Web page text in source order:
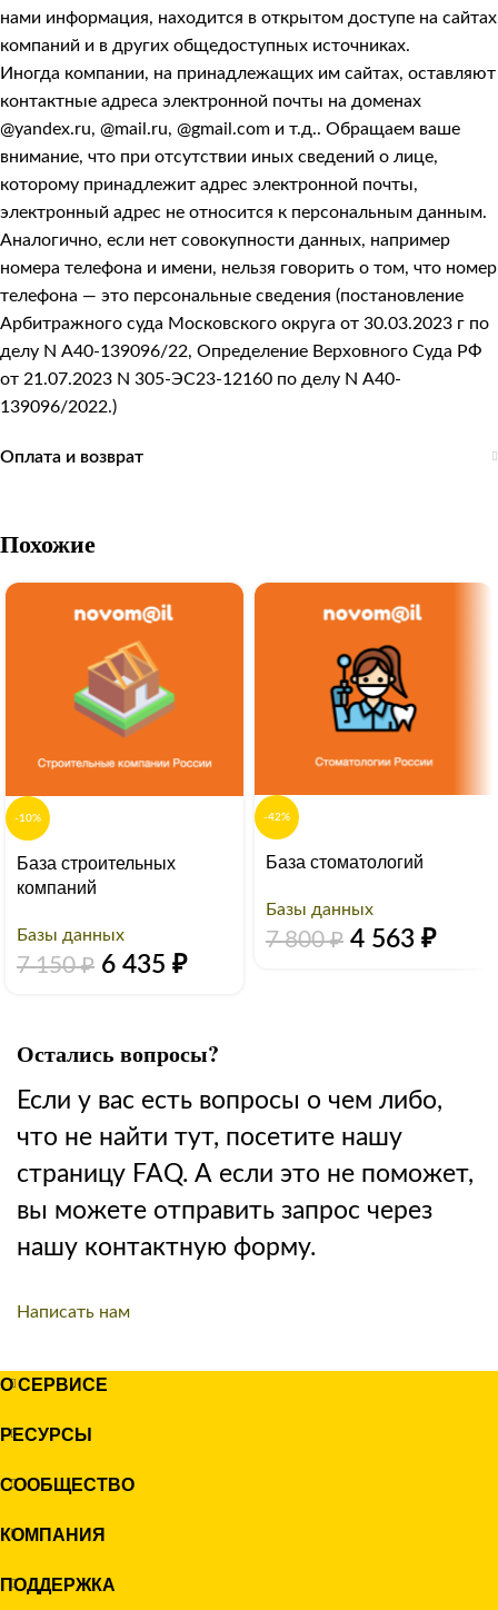
нами информация, находится в открытом доступе на сайтах
компаний и в других общедоступных источниках.
Иногда компании, на принадлежащих им сайтах, оставляют
контактные адреса электронной почты на доменах
@yandex.ru, @mail.ru, @gmail.com и т.д.. Обращаем ваше
внимание, что при отсутствии иных сведений о лице,
которому принадлежит адрес электронной почты,
электронный адрес не относится к персональным данным.
Аналогично, если нет совокупности данных, например
номера телефона и имени, нельзя говорить о том, что номер
телефона — это персональные сведения (постановление
Арбитражного суда Московского округа от 30.03.2023 г по
делу N А40-139096/22, Определение Верховного Суда РФ
от 21.07.2023 N 305-ЭС23-12160 по делу N А40-
139096/2022.)
Оплата и возврат
Похожие
-10%
База строительных
компаний
Базы данных
7 150₽ 6 435 ₽
-42%
База стоматологий
Базы данных
7 800₽ 4 563 ₽
Остались вопросы?
Если у вас есть вопросы о чем либо,
что не найти тут, посетите нашу
страницу FAQ. А если это не поможет,
вы можете отправить запрос через
нашу контактную форму.
Написать нам
О СЕРВИСЕ
РЕСУРСЫ
СООБЩЕСТВО
КОМПАНИЯ
ПОДДЕРЖКА